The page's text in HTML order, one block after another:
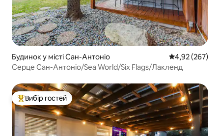
Будинок у місті Сан-Антоніо Середня
4,92 (267)
Серце Сан-Антоніо/Sea World/Six Flags/Лакленд
Топ вибір гостей
Вибір гостей